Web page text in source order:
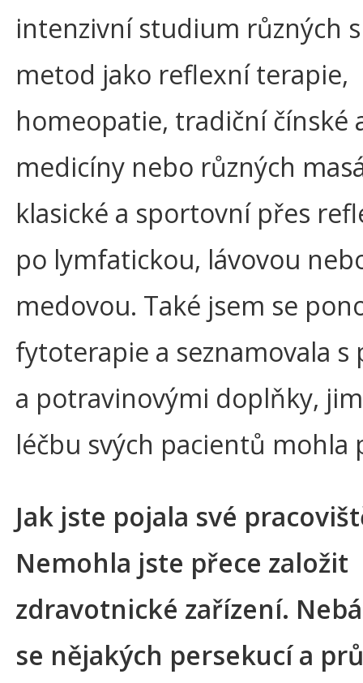
intenzivní studium různých
metod jako reflexní terapie,
homeopatie, tradiční čínské
medicíny nebo různých
klasické a sportovní přes
po lymfatickou, lávovou
medovou. Také jsem se
fytoterapie a seznamovala
a potravinovými doplňky,
léčbu svých pacientů mohla
Jak jste pojala své
Nemohla jste přece založit
zdravotnické zařízení.
se nějakých persekucí a